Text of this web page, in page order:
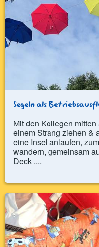
Segeln als
Mit den Kollegen
einem Strang ziehen &
eine Insel anlaufen,
wandern, gemeinsam
Deck ....